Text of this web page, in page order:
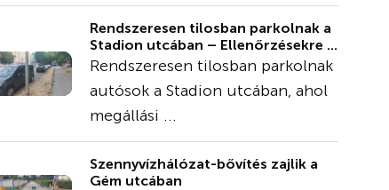
Rendszeresen tilosban parkolnak a
Stadion utcában – Ellenőrzésekre ...
Rendszeresen tilosban parkolnak
autósok a Stadion utcában, ahol
megállási ...
Szennyvízhálózat-bővítés zajlik a
Gém utcában